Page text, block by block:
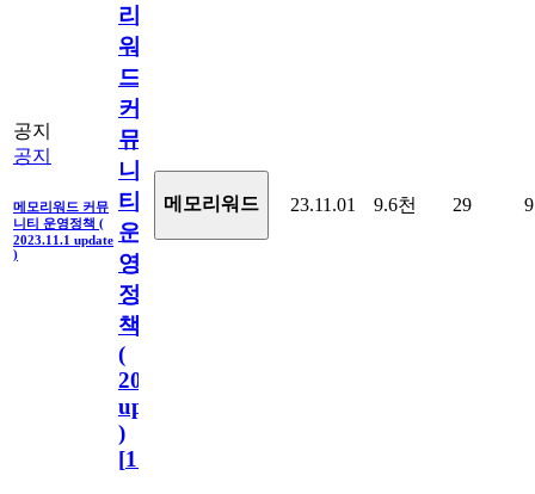
공지
공지
메모리워드 커뮤
니티 운영정책 (
2023.11.1 update
)
리
워
드
커
뮤
니
티
운
영
정
책
(
2023.11.1
update
)
[110
메모리워드 23.11.01 9.6천 29 9